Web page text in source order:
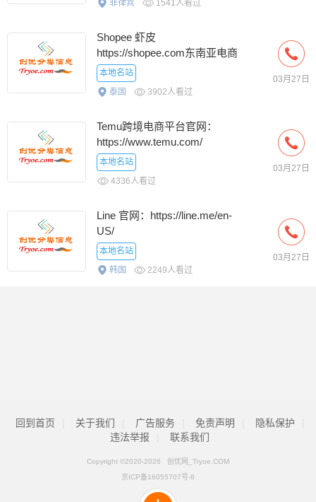
菲律宾
1541人看过
Shopee 虾皮
https://shopee.com东南亚电商
平台
本地名站
泰国
3902人看过
03月27日
Temu跨境电商平台官网：
https://www.temu.com/
本地名站
4336人看过
03月27日
Line 官网：https://line.me/en-
US/
本地名站
韩国
2249人看过
03月27日
回到首页 关于我们 广告服务 免责声明 隐私保护
违法举报
联系我们
Copyright ©2020-2026 创优网_Tryoe.COM
京ICP备16055707号-8